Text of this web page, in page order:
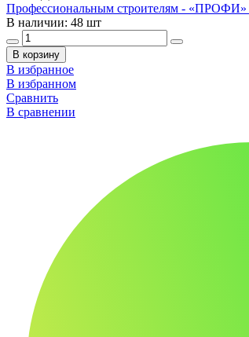
Профессиональным строителям - «ПРОФИ»
В наличии: 48 шт
В корзину
В избранное
В избранном
Сравнить
В сравнении